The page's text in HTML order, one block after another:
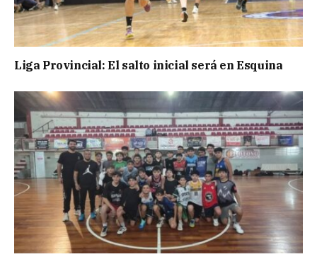
Liga Provincial: El salto inicial será en Esquina